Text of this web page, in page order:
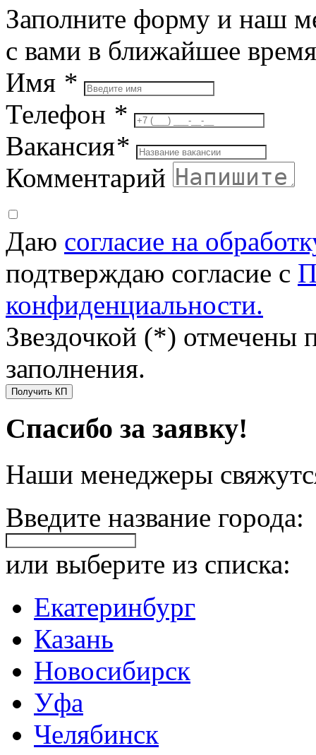
Заполните форму и наш
с вами в ближайшее время
Имя *
Телефон *
Вакансия*
Комментарий
Даю согласие на
подтверждаю согласие с
конфиденциальности.
Звездочкой (*) отмечены
заполнения.
Получить КП
Спасибо за заявку!
Наши менеджеры
Введите название города:
или выберите из списка:
Екатеринбург
Казань
Новосибирск
Уфа
Челябинск